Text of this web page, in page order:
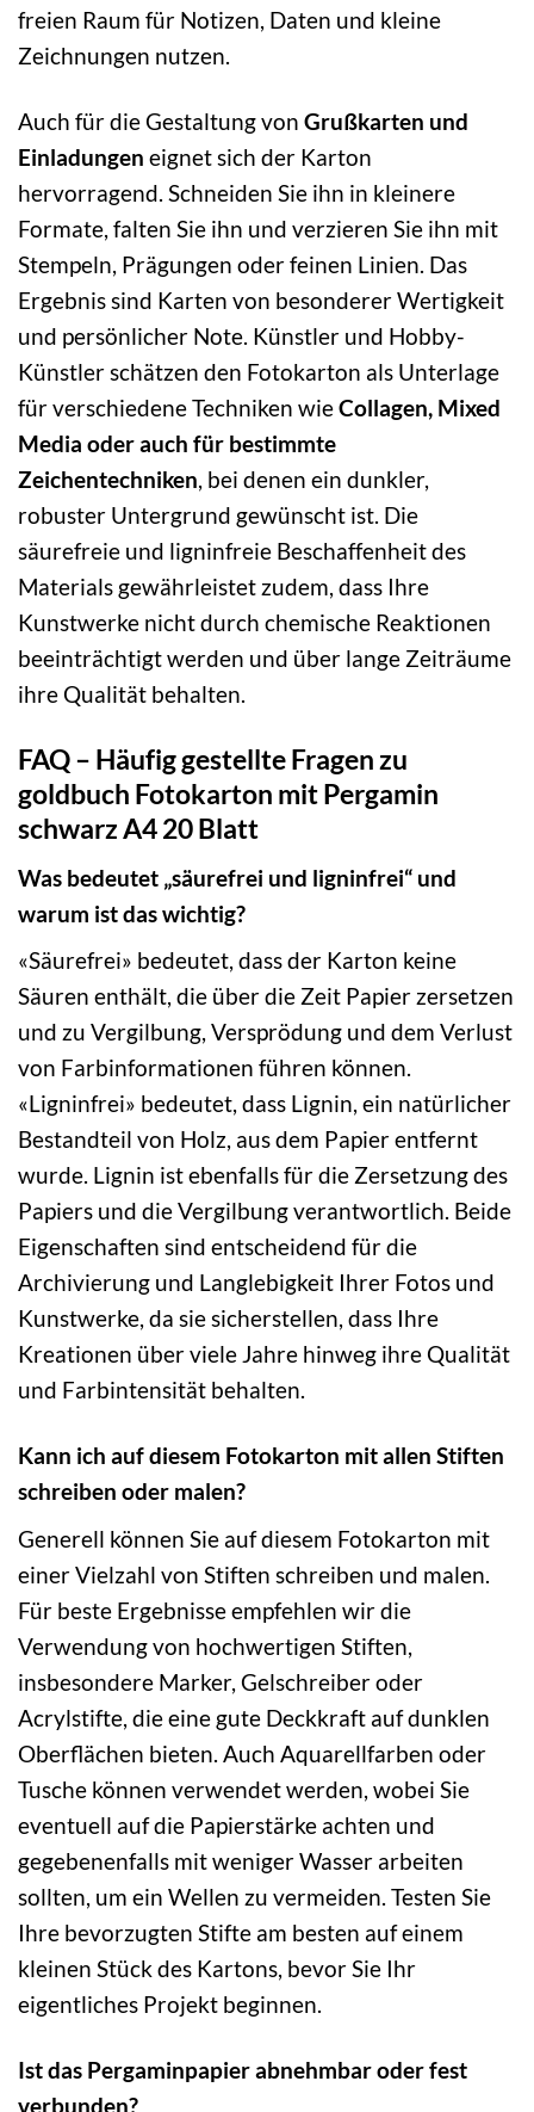
freien Raum für Notizen, Daten und kleine
Zeichnungen nutzen.
Auch für die Gestaltung von Grußkarten und
Einladungen eignet sich der Karton
hervorragend. Schneiden Sie ihn in kleinere
Formate, falten Sie ihn und verzieren Sie ihn mit
Stempeln, Prägungen oder feinen Linien. Das
Ergebnis sind Karten von besonderer Wertigkeit
und persönlicher Note. Künstler und Hobby-
Künstler schätzen den Fotokarton als Unterlage
für verschiedene Techniken wieCollagen, Mixed
Media oder auch für bestimmte
Zeichentechniken, bei denen ein dunkler,
robuster Untergrund gewünscht ist. Die
säurefreie und ligninfreie Beschaffenheit des
Materials gewährleistet zudem, dass Ihre
Kunstwerke nicht durch chemische Reaktionen
beeinträchtigt werden und über lange Zeiträume
ihre Qualität behalten.
FAQ – Häufig gestellte Fragen zu
goldbuch Fotokarton mit Pergamin
schwarz A4 20 Blatt
Was bedeutet „säurefrei und ligninfrei“ und
warum ist das wichtig?
«Säurefrei» bedeutet, dass der Karton keine
Säuren enthält, die über die Zeit Papier zersetzen
und zu Vergilbung, Versprödung und dem Verlust
von Farbinformationen führen können.
«Ligninfrei» bedeutet, dass Lignin, ein natürlicher
Bestandteil von Holz, aus dem Papier entfernt
wurde. Lignin ist ebenfalls für die Zersetzung des
Papiers und die Vergilbung verantwortlich. Beide
Eigenschaften sind entscheidend für die
Archivierung und Langlebigkeit Ihrer Fotos und
Kunstwerke, da sie sicherstellen, dass Ihre
Kreationen über viele Jahre hinweg ihre Qualität
und Farbintensität behalten.
Kann ich auf diesem Fotokarton mit allen Stiften
schreiben oder malen?
Generell können Sie auf diesem Fotokarton mit
einer Vielzahl von Stiften schreiben und malen.
Für beste Ergebnisse empfehlen wir die
Verwendung von hochwertigen Stiften,
insbesondere Marker, Gelschreiber oder
Acrylstifte, die eine gute Deckkraft auf dunklen
Oberflächen bieten. Auch Aquarellfarben oder
Tusche können verwendet werden, wobei Sie
eventuell auf die Papierstärke achten und
gegebenenfalls mit weniger Wasser arbeiten
sollten, um ein Wellen zu vermeiden. Testen Sie
Ihre bevorzugten Stifte am besten auf einem
kleinen Stück des Kartons, bevor Sie Ihr
eigentliches Projekt beginnen.
Ist das Pergaminpapier abnehmbar oder fest
verbunden?